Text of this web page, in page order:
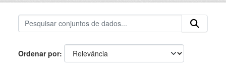
Ordenar por